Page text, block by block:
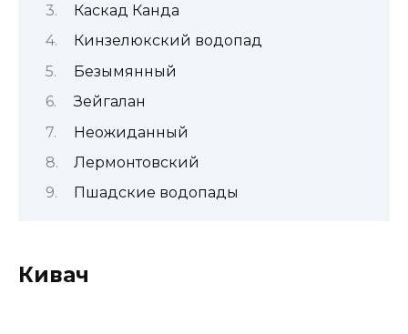
Каскад Канда
Кинзелюкский водопад
Безымянный
Зейгалан
Неожиданный
Лермонтовский
Пшадские водопады
Кивач